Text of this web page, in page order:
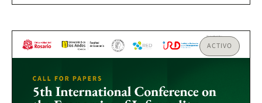
avances y retos de la Facultad y la Universidad.
para identificar intereses comunes y dar vida a nuevas
microcomunidades de egresados.
ACTIVO